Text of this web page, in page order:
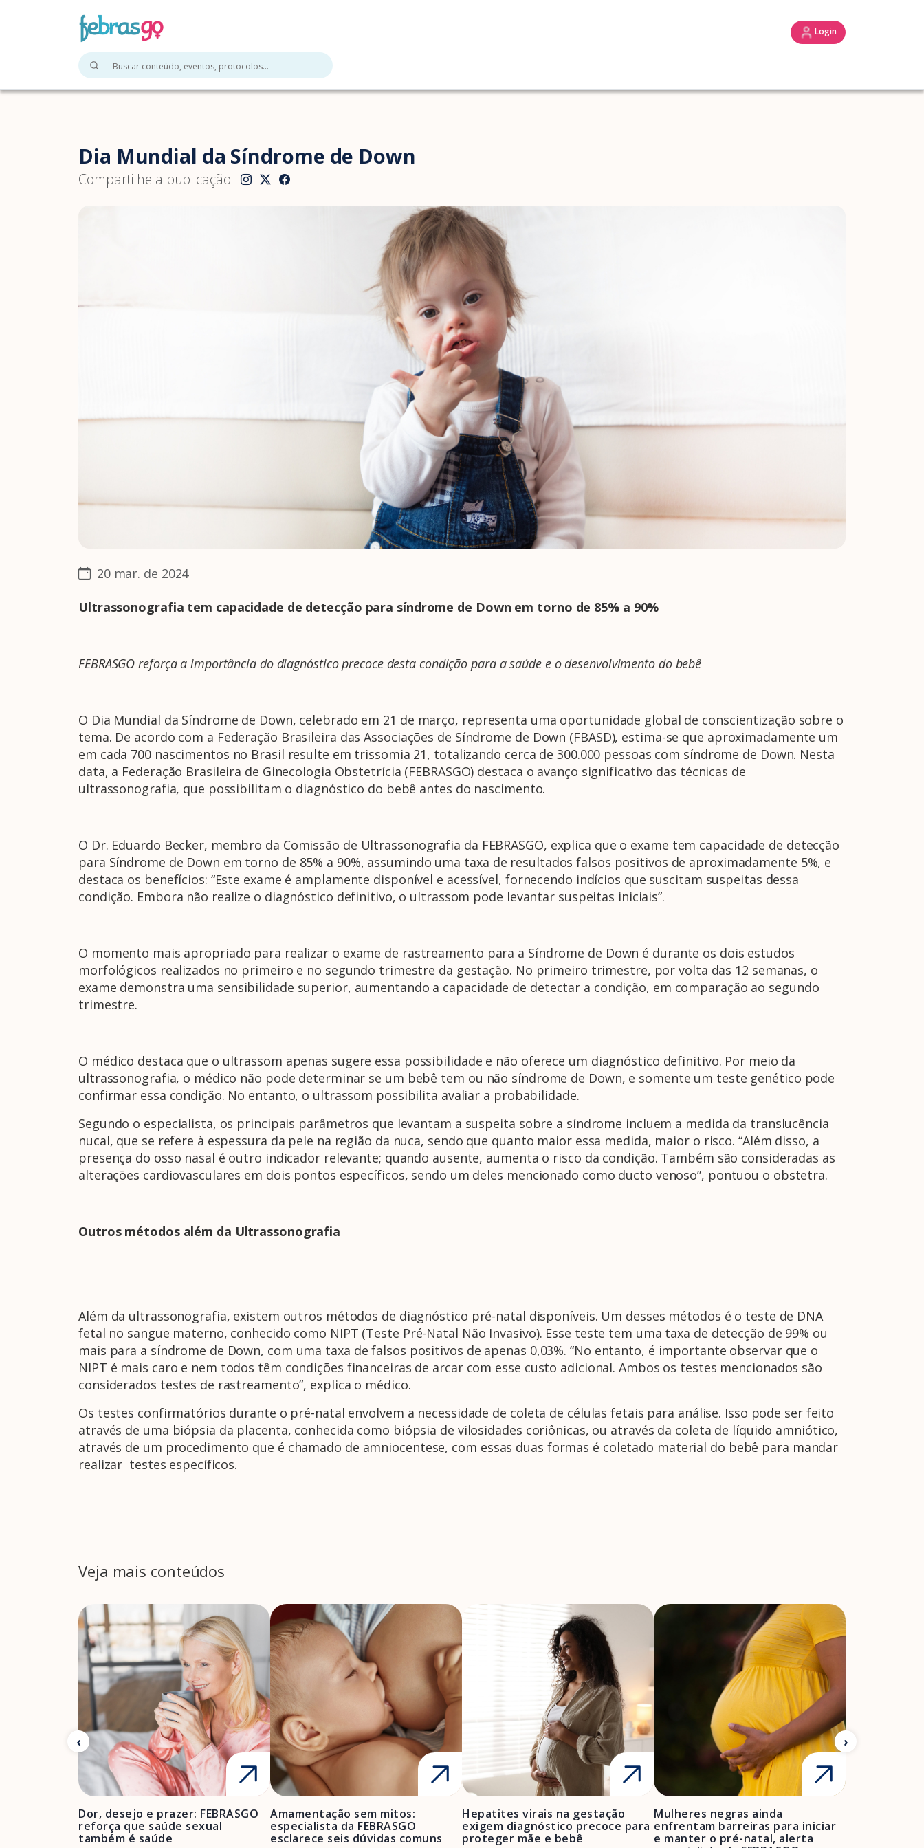
Login
A Febrasgo Ensino Publicações
Dia Mundial da Síndrome de Down
Compartilhe a publicação
20 mar. de 2024
Ultrassonografia tem capacidade de detecção para síndrome de Down em torno de 85% a 90%
FEBRASGO reforça a importância do diagnóstico precoce desta condição para a saúde e o desenvolvimento do bebê
O Dia Mundial da Síndrome de Down, celebrado em 21 de março, representa uma oportunidade global de conscientização sobre o
tema. De acordo com a Federação Brasileira das Associações de Síndrome de Down (FBASD), estima-se que aproximadamente um
em cada 700 nascimentos no Brasil resulte em trissomia 21, totalizando cerca de 300.000 pessoas com síndrome de Down. Nesta
data, a Federação Brasileira de Ginecologia Obstetrícia (FEBRASGO) destaca o avanço significativo das técnicas de
ultrassonografia, que possibilitam o diagnóstico do bebê antes do nascimento.
O Dr. Eduardo Becker, membro da Comissão de Ultrassonografia da FEBRASGO, explica que o exame tem capacidade de detecção
para Síndrome de Down em torno de 85% a 90%, assumindo uma taxa de resultados falsos positivos de aproximadamente 5%, e
destaca os benefícios: “Este exame é amplamente disponível e acessível, fornecendo indícios que suscitam suspeitas dessa
condição. Embora não realize o diagnóstico definitivo, o ultrassom pode levantar suspeitas iniciais”.
O momento mais apropriado para realizar o exame de rastreamento para a Síndrome de Down é durante os dois estudos
morfológicos realizados no primeiro e no segundo trimestre da gestação. No primeiro trimestre, por volta das 12 semanas, o
exame demonstra uma sensibilidade superior, aumentando a capacidade de detectar a condição, em comparação ao segundo
trimestre.
O médico destaca que o ultrassom apenas sugere essa possibilidade e não oferece um diagnóstico definitivo. Por meio da
ultrassonografia, o médico não pode determinar se um bebê tem ou não síndrome de Down, e somente um teste genético pode
confirmar essa condição. No entanto, o ultrassom possibilita avaliar a probabilidade.
Segundo o especialista, os principais parâmetros que levantam a suspeita sobre a síndrome incluem a medida da translucência
nucal, que se refere à espessura da pele na região da nuca, sendo que quanto maior essa medida, maior o risco. “Além disso, a
presença do osso nasal é outro indicador relevante; quando ausente, aumenta o risco da condição. Também são consideradas as
alterações cardiovasculares em dois pontos específicos, sendo um deles mencionado como ducto venoso”, pontuou o obstetra.
Outros métodos além da Ultrassonografia
Além da ultrassonografia, existem outros métodos de diagnóstico pré-natal disponíveis. Um desses métodos é o teste de DNA
fetal no sangue materno, conhecido como NIPT (Teste Pré-Natal Não Invasivo). Esse teste tem uma taxa de detecção de 99% ou
mais para a síndrome de Down, com uma taxa de falsos positivos de apenas 0,03%. “No entanto, é importante observar que o
NIPT é mais caro e nem todos têm condições financeiras de arcar com esse custo adicional. Ambos os testes mencionados são
considerados testes de rastreamento”, explica o médico.
Os testes confirmatórios durante o pré-natal envolvem a necessidade de coleta de células fetais para análise. Isso pode ser feito
através de uma biópsia da placenta, conhecida como biópsia de vilosidades coriônicas, ou através da coleta de líquido amniótico,
através de um procedimento que é chamado de amniocentese, com essas duas formas é coletado material do bebê para mandar
realizar testes específicos.
Veja mais conteúdos
Dor, desejo e prazer: FEBRASGO
reforça que saúde sexual
também é saúde
Amamentação sem mitos:
especialista da FEBRASGO
esclarece seis dúvidas comuns
Hepatites virais na gestação
exigem diagnóstico precoce para
proteger mãe e bebê
Mulheres negras ainda
enfrentam barreiras para iniciar
e manter o pré-natal, alerta